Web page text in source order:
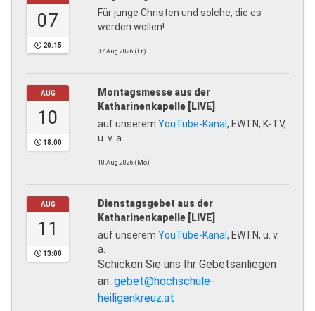
07
20:15
Für junge Christen und solche, die es
werden wollen!
07.Aug.2026 (Fr)
AUG
10
18:00
Montagsmesse aus der
Katharinenkapelle [LIVE]
auf unserem YouTube-Kanal , EWTN, K-TV,
u. v. a.
10.Aug.2026 (Mo)
AUG
11
13:00
Dienstagsgebet aus der
Katharinenkapelle [LIVE]
auf unserem YouTube-Kanal , EWTN, u. v.
a.
Schicken Sie uns Ihr Gebetsanliegen
an: gebet@hochschule-
heiligenkreuz.at